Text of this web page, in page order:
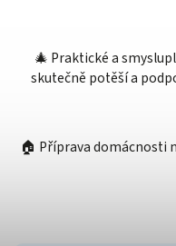
🎄 Praktické a
skutečně potěší a
🏠 Příprava domácnosti